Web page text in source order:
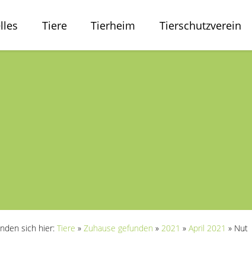
Tiere Tierheim Tierschutzverein
sich hier: Tiere » Zuhause gefunden » 2021 » April 2021 » Nut